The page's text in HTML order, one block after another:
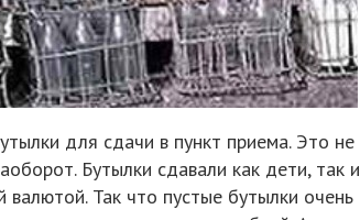
для сдачи в пункт приема. Это не
Бутылки сдавали как дети, так и
валютой. Так что пустые бутылки очень